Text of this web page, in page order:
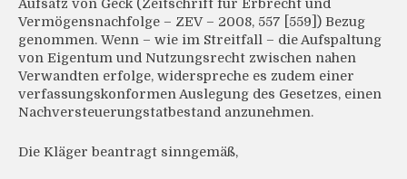
Aufsatz von Geck (Zeitschrift für Erbrecht und
Vermögensnachfolge – ZEV – 2008, 557 [559]) Bezug
genommen. Wenn – wie im Streitfall – die Aufspaltung
von Eigentum und Nutzungsrecht zwischen nahen
Verwandten erfolge, widerspreche es zudem einer
verfassungskonformen Auslegung des Gesetzes, einen
Nachversteuerungstatbestand anzunehmen.
Die Kläger beantragt sinngemäß,